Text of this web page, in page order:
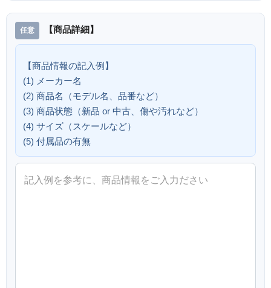
【商品詳細】
【商品情報の記入例】
(1) メーカー名
(2) 商品名（モデル名、品番など）
(3) 商品状態（新品 or 中古、傷や汚れなど）
(4) サイズ（スケールなど）
(5) 付属品の有無